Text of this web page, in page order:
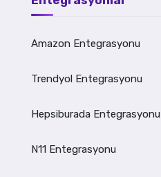
Amazon Entegrasyonu
Trendyol Entegrasyonu
Hepsiburada Entegrasyonu
N11 Entegrasyonu